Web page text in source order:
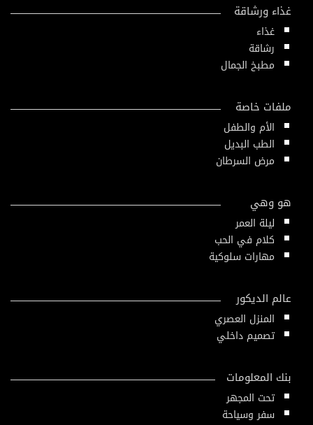
غذاء ورشاقة
غذاء
رشاقة
مطبخ الجمال
ملفات خاصة
الأم والطفل
الطب البديل
مرض السرطان
هو وهي
ليلة العمر
كلام في الحب
مهارات سلوكية
عالم الديكور
المنزل العصري
تصميم داخلي
بنك المعلومات
تحت المجهر
سفر وسياحة